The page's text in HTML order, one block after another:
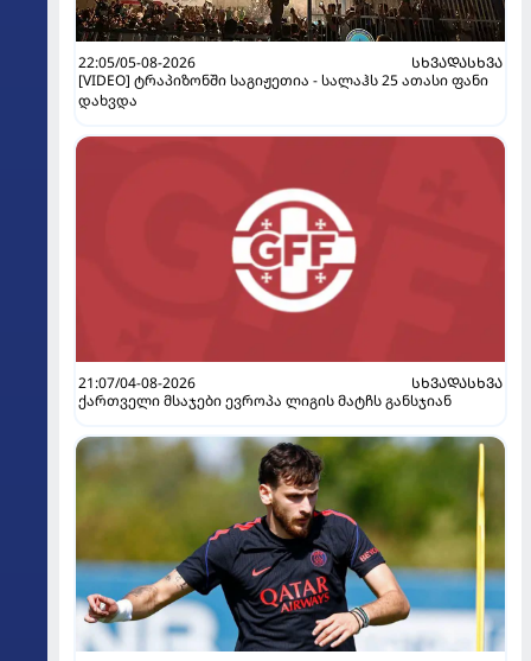
22:05/05-08-2026
ᲡᲮᲕᲐᲓᲐᲡᲮᲕᲐ
[VIDEO] ტრაპიზონში საგიჟეთია - სალაჰს 25 ათასი ფანი
დახვდა
21:07/04-08-2026
ᲡᲮᲕᲐᲓᲐᲡᲮᲕᲐ
ქართველი მსაჯები ევროპა ლიგის მატჩს განსჯიან